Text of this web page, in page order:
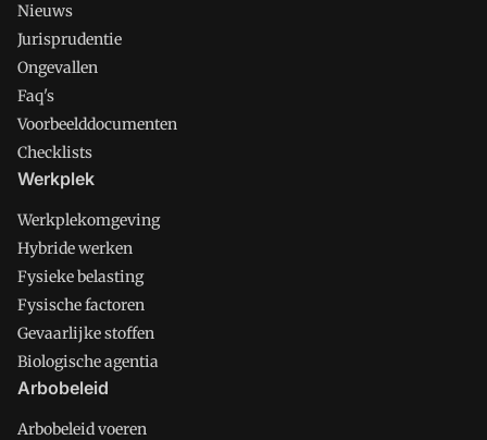
Nieuws
Jurisprudentie
Ongevallen
Faq's
Voorbeelddocumenten
Checklists
Werkplek
Werkplekomgeving
Hybride werken
Fysieke belasting
Fysische factoren
Gevaarlijke stoffen
Biologische agentia
Arbobeleid
Arbobeleid voeren